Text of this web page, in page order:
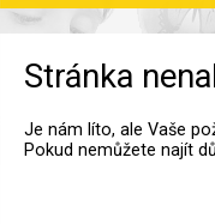
Stránka
Je nám líto, ale Vaše
Pokud nemůžete najít